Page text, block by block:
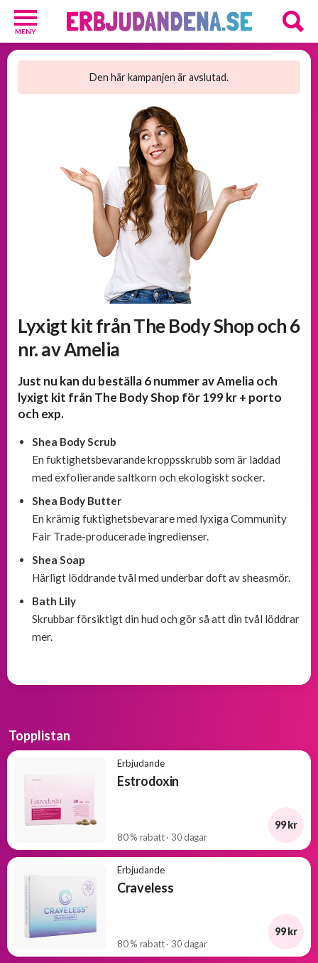
MENY
Den här kampanjen är avslutad.
Lyxigt kit från The Body Shop och 6
nr. av Amelia
Just nu kan du beställa 6 nummer av Amelia och
lyxigt kit från The Body Shop för 199 kr + porto
och exp.
Shea Body Scrub
En fuktighetsbevarande kroppsskrubb som är laddad
med exfolierande saltkorn och ekologiskt socker.
Shea Body Butter
En krämig fuktighetsbevarare med lyxiga Community
Fair Trade-producerade ingredienser.
Shea Soap
Härligt löddrande tvål med underbar doft av sheasmör.
Bath Lily
Skrubbar försiktigt din hud och gör så att din tvål löddrar
mer.
Topplistan
Erbjudande
Estrodoxin
80 % rabatt · 30 dagar
99 kr
Erbjudande
Craveless
80 % rabatt · 30 dagar
99 kr
Barn
Kosttillskott
och
välkomsterbjudanden
Erbjudanden
från
BOKKLUBBAR